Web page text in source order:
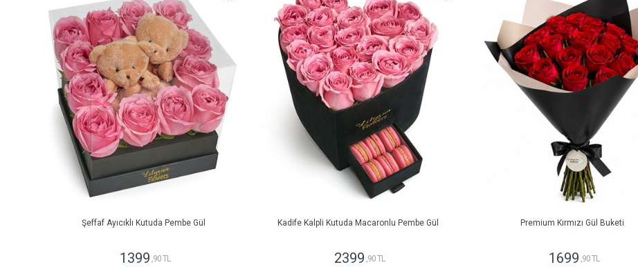
Şeffaf Ayıcıklı Kutuda Pembe Gül
1399 ,90 TL
Kadife Kalpli Kutuda Macaronlu Pembe Gül
2399 ,90 TL
Premium Kırmızı Gül Buketi
1699 ,90 TL